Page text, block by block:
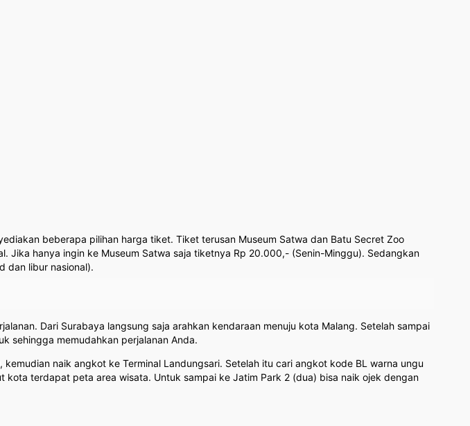
beberapa pilihan harga tiket. Tiket terusan Museum Satwa dan Batu Secret Zoo
hanya ingin ke Museum Satwa saja tiketnya Rp 20.000,- (Senin-Minggu). Sedangkan
dan libur nasional).
Dari Surabaya langsung saja arahkan kendaraan menuju kota Malang. Setelah sampai
sehingga memudahkan perjalanan Anda.
naik angkot ke Terminal Landungsari. Setelah itu cari angkot kode BL warna ungu
terdapat peta area wisata. Untuk sampai ke Jatim Park 2 (dua) bisa naik ojek dengan